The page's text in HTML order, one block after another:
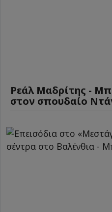
Ρεάλ Μαδρίτης -
στον σπουδαίο